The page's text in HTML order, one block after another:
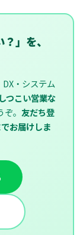
」を、
・システム
つこい営業な
。 友だち登
お届けしま